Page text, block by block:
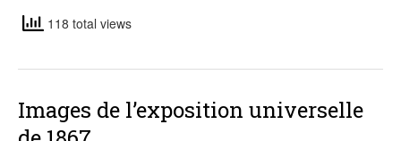
118 total views
Images de l’exposition universelle